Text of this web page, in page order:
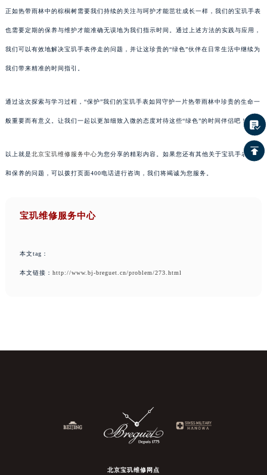
正如热带雨林中的棕榈树需要我们持续的关注与呵护才能茁壮成长一样，我们的宝玑手表
也需要定期的保养与维护才能准确无误地为我们指示时间。通过上述方法的实践与应用，
我们可以有效地解决宝玑手表停走的问题，并让这珍贵的“绿色”伙伴在日常生活中继续为
我们带来精准的时间指引。
通过这次探索与学习过程，“保护”我们的宝玑手表如同守护一片热带雨林中珍贵的生命一
般重要而有意义。让我们一起以更加细致入微的态度对待这些“绿色”的时间伴侣吧！
以上就是北京宝玑维修服务中心为您分享的精彩内容。如果您还有其他关于宝玑手表维护
和保养的问题，可以拨打页面400电话进行咨询，我们将竭诚为您服务。
宝玑维修服务中心
本文tag：
本文链接： http://www.bj-breguet.cn/problem/273.html
北京宝玑维修网点